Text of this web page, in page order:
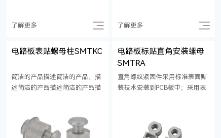
了解更多 了解更多
电路板表贴螺母柱SMTKC
简洁的产品描述简洁的产品，描
述简洁的产品描述简洁的产品描
描述，简洁的产品描述简洁的产
品描述。
电路板标贴直角安装螺母
SMTRA
直角螺纹紧固件采用标准表面贴
装技术安装到PCB板中；采用表